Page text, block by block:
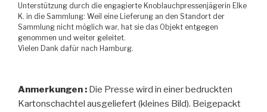
Unterstützung durch die engagierte Knoblauchpressenjägerin Elke
K. in die Sammlung: Weil eine Lieferung an den Standort der
Sammlung nicht möglich war, hat sie das Objekt entgegen
genommen und weiter geleitet.
Vielen Dank dafür nach Hamburg.
Anmerkungen : Die Presse wird in einer bedruckten
Kartonschachtel ausgeliefert (kleines Bild). Beigepackt